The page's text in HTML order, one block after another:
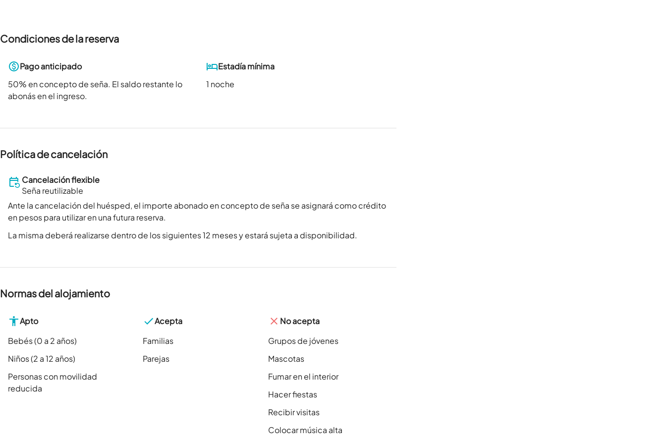
Condiciones de la reserva
Pago anticipado
50% en concepto de seña. El saldo restante lo
abonás en el ingreso.
Estadía mínima
1 noche
Política de cancelación
Cancelación flexible
Seña reutilizable
Ante la cancelación del huésped, el importe abonado en concepto de seña se asignará como crédito
en pesos para utilizar en una futura reserva.
La misma deberá realizarse dentro de los siguientes 12 meses y estará sujeta a disponibilidad.
Normas del alojamiento
Apto
Bebés (0 a 2 años)
Niños (2 a 12 años)
Personas con movilidad
reducida
Acepta
Familias
Parejas
No acepta
Grupos de jóvenes
Mascotas
Fumar en el interior
Hacer fiestas
Recibir visitas
Colocar música alta